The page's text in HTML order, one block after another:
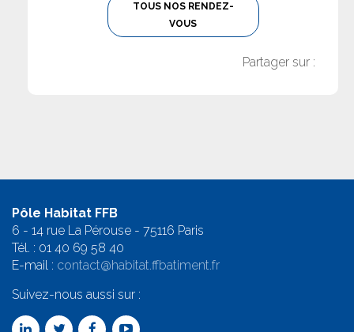
TOUS NOS RENDEZ-
VOUS
Partager sur :
Pôle Habitat FFB
6 - 14 rue La Pérouse - 75116 Paris
Tél. : 01 40 69 58 40
E-mail : contact@habitat.ffbatiment.fr
Suivez-nous aussi sur :